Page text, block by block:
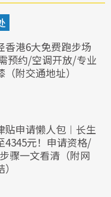
香港6大免费跑步场
预约/空调开放/专业
附交通地址）
贴申请懒人包︱长生
4345元！申请资格/
骤一文看清（附网